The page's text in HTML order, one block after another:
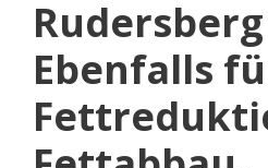
Ebenfalls